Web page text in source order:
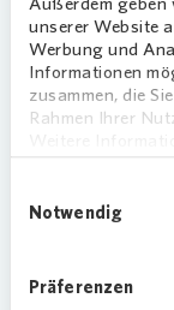
unserer Website
Werbung und
Informationen
zusammen, die
Rahmen Ihrer
Notwendig
Präferenzen
werden
November
und
Bauens
vom 23.
Vonovia